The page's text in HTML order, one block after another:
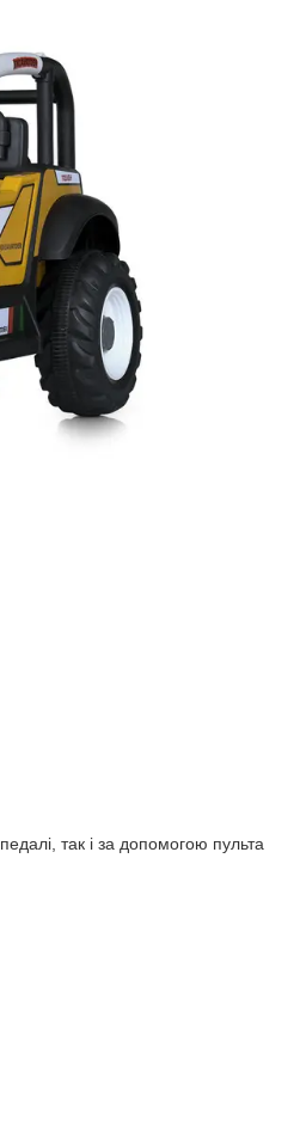
так і за допомогою пульта